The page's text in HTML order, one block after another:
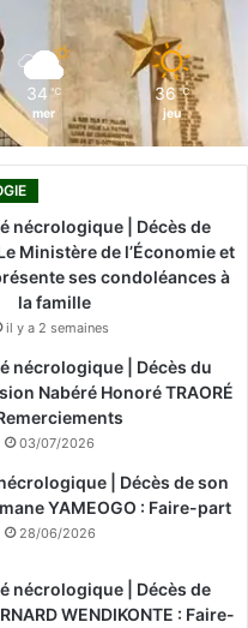
34 ℃
mer
36 ℃
jeu
nécrologique | Décès de
Ministère de l’Économie et
ses condoléances à
la famille
il y a 2 semaines
nécrologique | Décès du
Nabéré Honoré TRAORÉ
03/07/2026
| Décès de son
YAMEOGO : Faire-part
28/06/2026
nécrologique | Décès de
WENDIKONTE : Faire-